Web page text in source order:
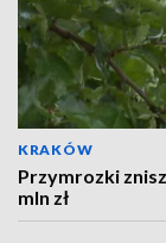
KRAKÓW
Przymrozki
mln zł